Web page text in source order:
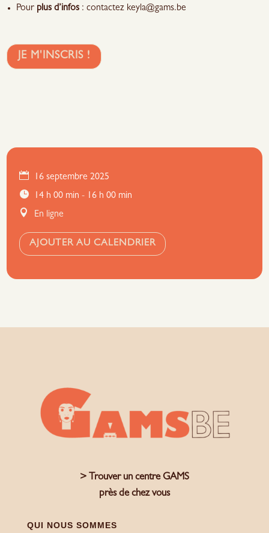
Pour plus d’infos : contactez keyla@gams.be
JE M'INSCRIS !
16 septembre 2025
14 h 00 min - 16 h 00 min
En ligne
AJOUTER AU CALENDRIER
> Trouver un centre GAMS
près de chez vous
QUI NOUS SOMMES